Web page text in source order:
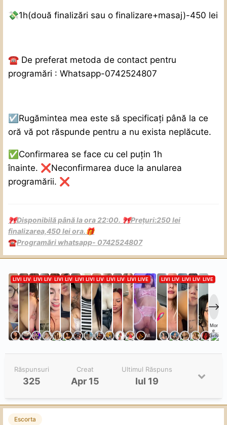
💸1h(două finalizări sau o finalizare+masaj)-450 lei
☎️ De preferat metoda de contact pentru
programări : Whatsapp-0742524807
☑️ Rugămintea mea este să specificați până la ce
oră vă pot răspunde pentru a nu exista neplăcute.
✅ Confirmarea se face cu cel puțin 1h
înainte. ❌Neconfirmarea duce la anularea
programării. ❌
🎀Disponibilă până la ora 22:00. 🎀Prețuri:250 lei
finalizarea,450 lei ora.🎁
☎️Programări whatsapp- 0742524807
Răspunsuri
325
Creat
Apr 15
Ultimul Răspuns
Iul 19
Escorta